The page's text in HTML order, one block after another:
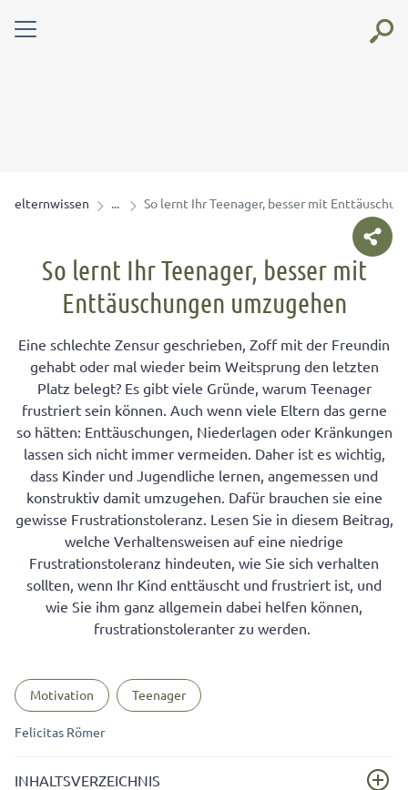
elternwissen So lernt Ihr Teenager, besser mit
So lernt Ihr Teenager, besser mit
Enttäuschungen umzugehen
Eine schlechte Zensur geschrieben, Zoff mit der Freundin
gehabt oder mal wieder beim Weitsprung den letzten
Platz belegt? Es gibt viele Gründe, warum Teenager
frustriert sein können. Auch wenn viele Eltern das gerne
so hätten: Enttäuschungen, Niederlagen oder Kränkungen
lassen sich nicht immer vermeiden. Daher ist es wichtig,
dass Kinder und Jugendliche lernen, angemessen und
konstruktiv damit umzugehen. Dafür brauchen sie eine
gewisse Frustrationstoleranz. Lesen Sie in diesem Beitrag,
welche Verhaltensweisen auf eine niedrige
Frustrationstoleranz hindeuten, wie Sie sich verhalten
sollten, wenn Ihr Kind enttäuscht und frustriert ist, und
wie Sie ihm ganz allgemein dabei helfen können,
frustrationstoleranter zu werden.
Motivation Teenager
Felicitas Römer
INHALTSVERZEICHNIS